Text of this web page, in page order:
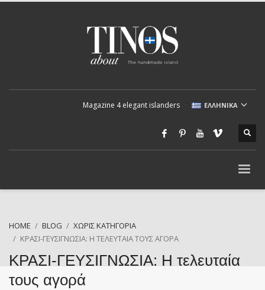
Magazine 4 elegant islanders ΕΛΛΗΝΙΚΆ
HOME BLOG
ΧΩΡΊΣ ΚΑΤΗΓΟΡΊΑ
ΚΡΑΣΙ-ΓΕΥΣΙΓΝΩΣΙΑ: Η ΤΕΛΕΥΤΑΊΑ ΤΟΥΣ ΑΓΟΡΆ
ΚΡΑΣΙ-ΓΕΥΣΙΓΝΩΣΙΑ: Η τελευταία
τους αγορά